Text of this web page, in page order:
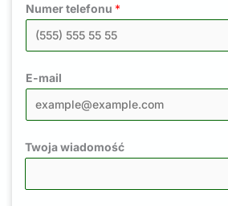
Numer telefonu *
E-mail
Twoja wiadomość